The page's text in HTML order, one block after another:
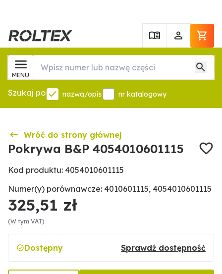
MENU
Szukaj po nazwa/opis nr katalogowy
Wróć do strony głównej
Pokrywa B&P 4054010601115
Kod produktu: 4054010601115
Numer(y) porównawcze: 4010601115, 4054010601115
325,51 zł
(W tym VAT)
Dostępny Sprawdź dostępność